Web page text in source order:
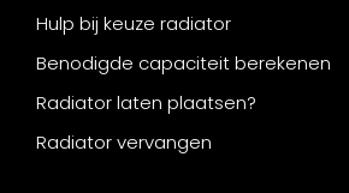
Hulp bij keuze radiator
Benodigde capaciteit berekenen
Radiator laten plaatsen?
Radiator vervangen